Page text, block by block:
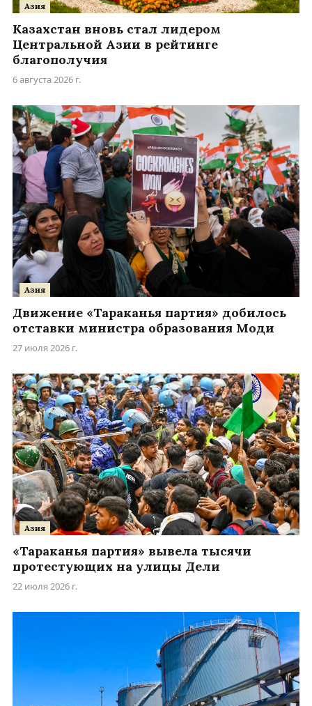
Азия
Казахстан вновь стал лидером
Центральной Азии в рейтинге
благополучия
6 августа 2026 г.
Азия
Движение «Тараканья партия» добилось
отставки министра образования Моди
27 июля 2026 г.
Азия
«Тараканья партия» вывела тысячи
протестующих на улицы Дели
22 июля 2026 г.